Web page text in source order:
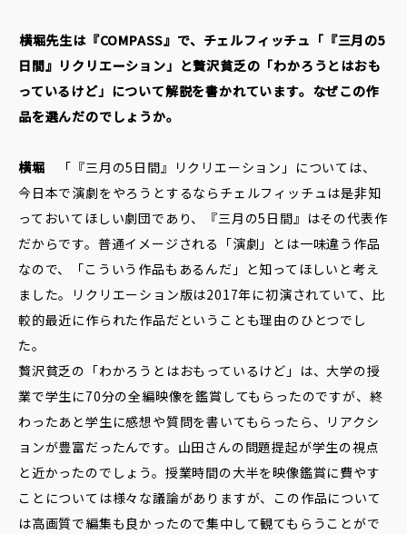
――横堀先生は『COMPASS』で、チェルフィッチュ「『三月の5
日間』リクリエーション」と贅沢貧乏の「わかろうとはおも
っているけど」について解説を書かれています。なぜこの作
品を選んだのでしょうか。
横堀 「『三月の5日間』リクリエーション」については、
今日本で演劇をやろうとするならチェルフィッチュは是非知
っておいてほしい劇団であり、『三月の5日間』はその代表作
だからです。普通イメージされる「演劇」とは一味違う作品
なので、「こういう作品もあるんだ」と知ってほしいと考え
ました。リクリエーション版は2017年に初演されていて、比
較的最近に作られた作品だということも理由のひとつでし
た。
贅沢貧乏の「わかろうとはおもっているけど」は、大学の授
業で学生に70分の全編映像を鑑賞してもらったのですが、終
わったあと学生に感想や質問を書いてもらったら、リアクシ
ョンが豊富だったんです。山田さんの問題提起が学生の視点
と近かったのでしょう。授業時間の大半を映像鑑賞に費やす
ことについては様々な議論がありますが、この作品について
は高画質で編集も良かったので集中して観てもらうことがで